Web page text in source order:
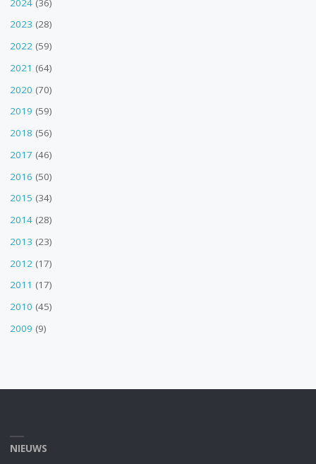
2023 (28)
2022(59)
2021 (64)
2020 (70)
2019 (59)
2018 (56)
2017 (46)
2016 (50)
2015 (34)
2014(28)
2013 (23)
2012 (17)
2011 (17)
2010 (45)
2009 (9)
NIEUWS